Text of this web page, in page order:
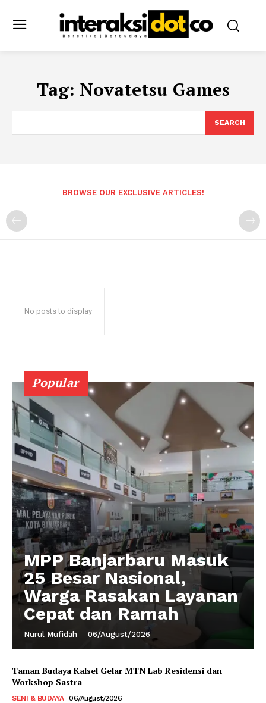
Tag: Novatetsu Games
SEARCH
BROWSE OUR EXCLUSIVE ARTICLES!
No posts to display
Popular
MPP Banjarbaru Masuk
25 Besar Nasional,
Warga Rasakan Layanan
Cepat dan Ramah
Nurul Mufidah - 06/August/2026
Taman Budaya Kalsel Gelar MTN Lab Residensi dan
Workshop Sastra
SENI & BUDAYA 06/August/2026